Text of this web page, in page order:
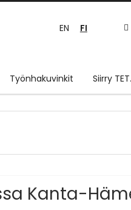
EN FI
Työnhakuvinkit Siirry
Kanta-